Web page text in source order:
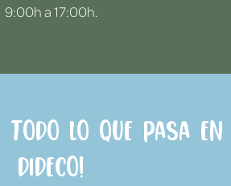
9:00h a 17:00h.
todo lo que pasa en
Dideco!